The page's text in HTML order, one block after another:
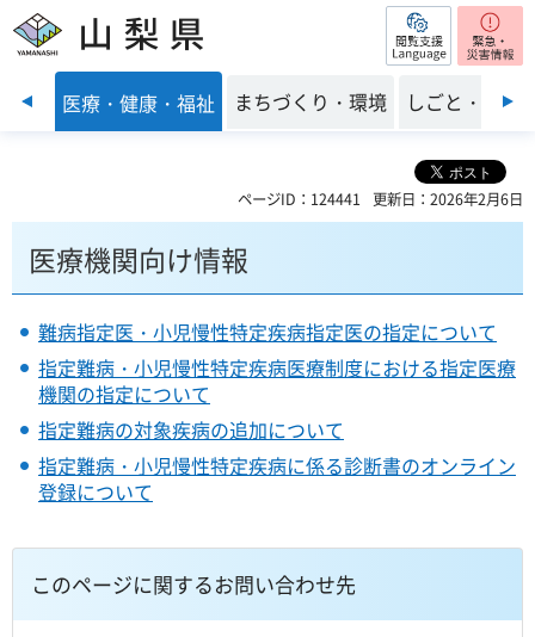
山梨県 閲覧支援
て 医療・健康・福祉 まちづくり・環境 しごと・産業
ページID：124441 更新日：2026年2月6日
医療機関向け情報
難病指定医・小児慢性特定疾病指定医の指定について
指定難病・小児慢性特定疾病医療制度における指定医療
機関の指定について
指定難病の対象疾病の追加について
指定難病・小児慢性特定疾病に係る診断書のオンライン
登録について
このページに関するお問い合わせ先